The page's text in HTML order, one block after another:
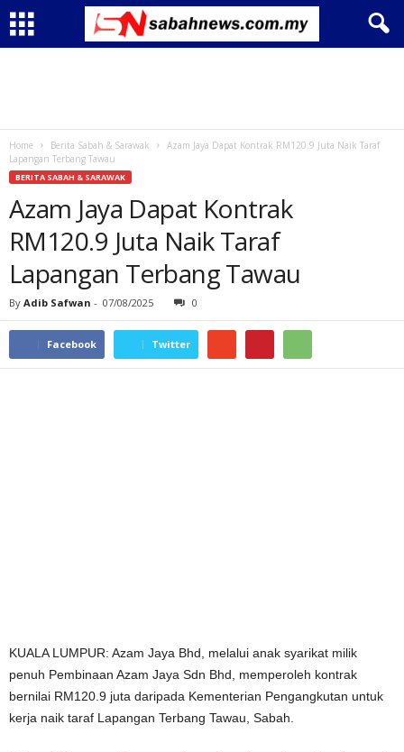
Home Berita Sabah & Sarawak
Azam Jaya Dapat Kontrak RM120.9 Juta Naik Taraf
Lapangan Terbang Tawau
BERITA SABAH & SARAWAK
Azam Jaya Dapat Kontrak
RM120.9 Juta Naik Taraf
Lapangan Terbang Tawau
By Adib Safwan - 07/08/2025 0
Facebook Twitter
KUALA LUMPUR: Azam Jaya Bhd, melalui anak syarikat milik
penuh Pembinaan Azam Jaya Sdn Bhd, memperoleh kontrak
bernilai RM120.9 juta daripada Kementerian Pengangkutan untuk
kerja naik taraf Lapangan Terbang Tawau, Sabah.